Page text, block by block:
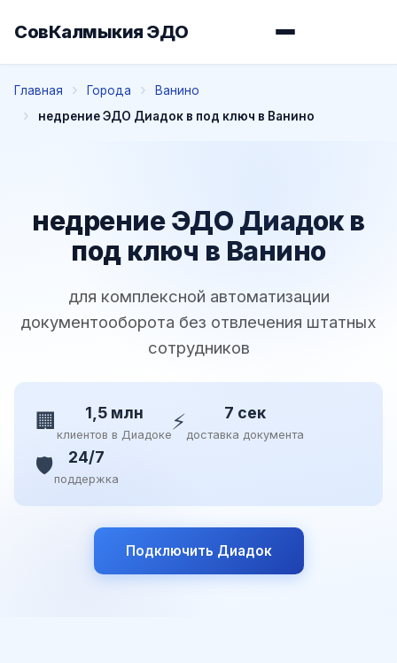
СовКалмыкия ЭДО
Главная Города
Ванино
недрение ЭДО Диадок в под ключ в Ванино
недрение ЭДО Диадок в
под ключ в Ванино
для комплексной автоматизации
документооборота без отвлечения штатных
сотрудников
🏢 1,5 млн
клиентов в Диадоке⚡ 7 сек
доставка документа
🛡️ 24/7
поддержка
Подключить Диадок